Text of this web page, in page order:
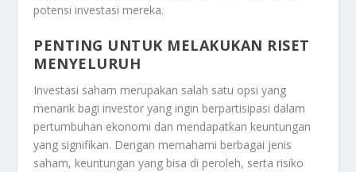
potensi investasi mereka.
PENTING UNTUK MELAKUKAN RISET
MENYELURUH
Investasi saham merupakan salah satu opsi yang
menarik bagi investor yang ingin berpartisipasi dalam
pertumbuhan ekonomi dan mendapatkan keuntungan
yang signifikan. Dengan memahami berbagai jenis
saham, keuntungan yang bisa di peroleh, serta risiko